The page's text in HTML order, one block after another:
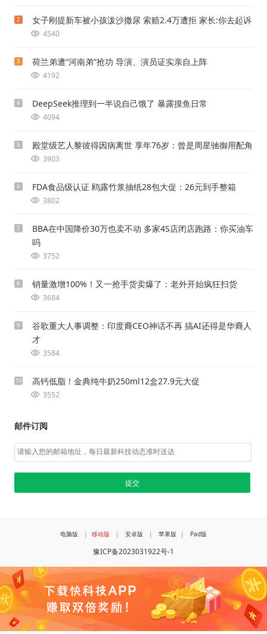
2 女子刚提新车被小孩泼沙撒尿 索赔2.4万遭拒 家长:你去起诉
4540
3 荷兰弟遭“河南弟”抢功 导演、演员证实亲自上阵
4192
4 DeepSeek推理到一半说自己饿了 暴露摸鱼日常
4094
5 殿堂级艺人黎彼得因病离世 享年76岁：曾是周星驰御用配角
3903
6 FDA食品级认证 鸥露竹浆抽纸28包大促：26元到手整箱
3802
7
BBA在中国降价30万也卖不动 多家4S店闭店跑路：你买油车
吗
3752
8 销量激增100%！又一抢手货卖爆了：老外开始疯狂扫货
3684
9
谷歌重大人事调整：印度裔CEO神话不再 搞AI还得是华裔人
才
3584
10 高钙低脂！金典纯牛奶250ml12盒27.9元大促
3552
邮件订阅
电脑版 | 移动版 | 安卓版 | 苹果版 | Pad版
豫ICP备2023031922号-1